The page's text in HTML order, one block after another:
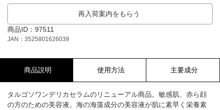
再入荷案内をもらう
商品ID：97511
JAN：3525801626039
商品説明 使用方法 主要成分
タルゴソワンデリカセラムのリニューアル商品。敏感肌、赤ら顔
の方のための美容液。海の海藻成分の美容液が肌に素早く栄養素